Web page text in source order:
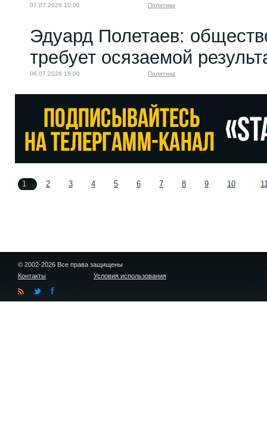
07.07.2026 10:00 Политика
Эдуард Полетаев:
требует осязаемой
06.07.2026 16:00 Политика
1 2 3 4 5 6 7 8 9 10
© 2002-2026 Все права защищены
Контакты
Условия использования